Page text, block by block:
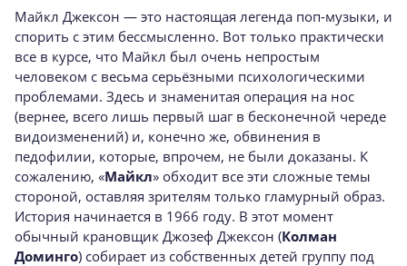
Майкл Джексон — это настоящая легенда поп-музыки, и
спорить с этим бессмысленно. Вот только практически
все в курсе, что Майкл был очень непростым
человеком с весьма серьёзными психологическими
проблемами. Здесь и знаменитая операция на нос
(вернее, всего лишь первый шаг в бесконечной череде
видоизменений) и, конечно же, обвинения в
педофилии, которые, впрочем, не были доказаны. К
сожалению, «Майкл» обходит все эти сложные темы
стороной, оставляя зрителям только гламурный образ.
История начинается в 1966 году. В этот момент
обычный крановщик Джозеф Джексон (Колман
Доминго) собирает из собственных детей группу под